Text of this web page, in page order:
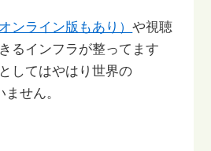
ンライン版もあり）や視聴
るインフラが整ってます
してはやはり世界の
せん。